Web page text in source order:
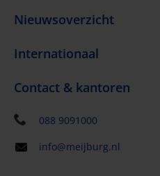
Nieuwsoverzicht
Internationaal
Contact & kantoren
088 9091000
info@meijburg.nl